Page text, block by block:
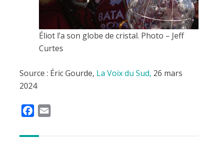
Éliot l’a son globe de cristal. Photo – Jeff
Curtes
Source : Éric Gourde, La Voix du Sud, 26 mars
2024
c